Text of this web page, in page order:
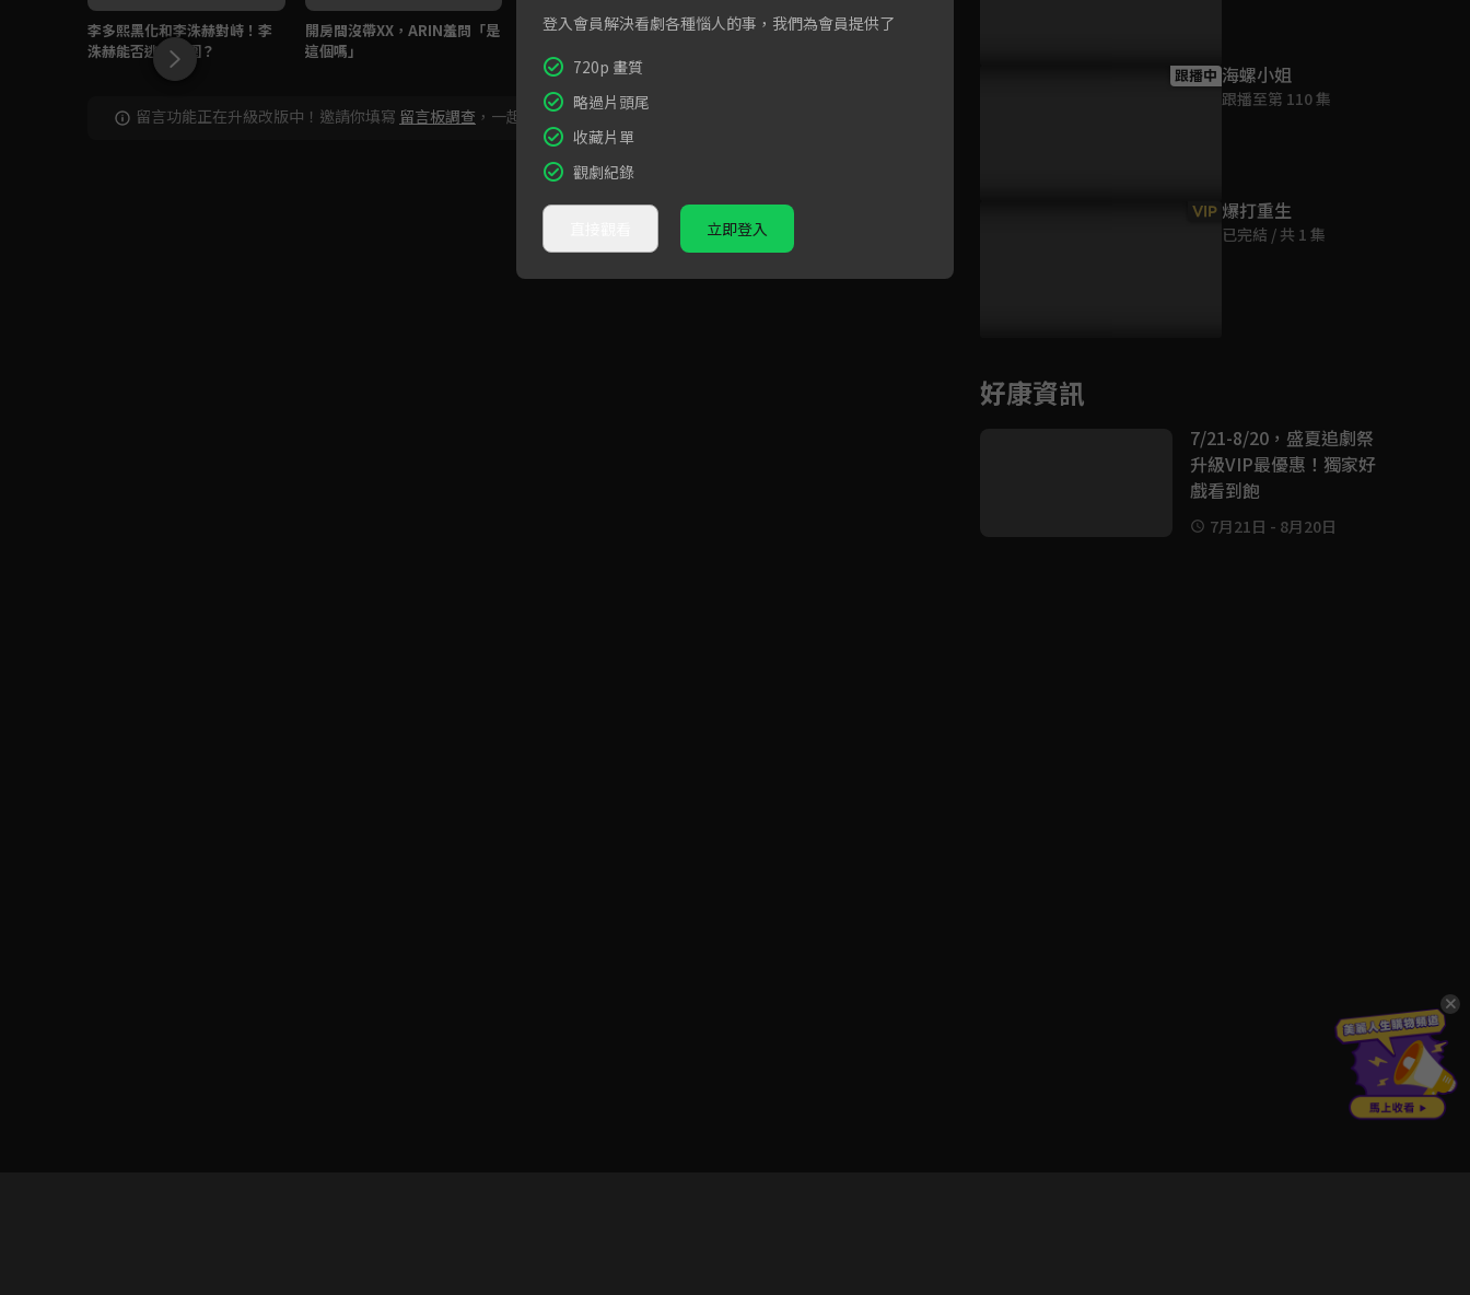
李多熙黑化和李洙赫對峙！李
洙赫能否逃出重圍？
開房間沒帶XX，ARIN羞問「是
這個嗎」
ARIN黑暗中被擁抱，先嚇到後
李洙赫看見姪女頭上的S LIN
的S LINE！
留言功能正在升級改版中！邀請你填寫 留言板調查 ，一起共創新版留言功能！
跟播中 海螺小姐
跟播至第 110 集
VIP 爆打重生
已完結 / 共 1 集
好康資訊
7/21-8/20，盛夏追劇祭
升級VIP最優惠！獨家好
戲看到飽
7月21日 - 8月20日
登入會員解決看劇各種惱人的事，我們為會員提供了
720p 畫質
略過片頭尾
收藏片單
觀劇紀錄
立即登入